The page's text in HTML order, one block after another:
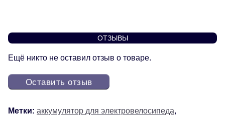
ОТЗЫВЫ
Ещё никто не оставил отзыв о товаре.
Оставить отзыв
Метки: аккумулятор для электровелосипеда,